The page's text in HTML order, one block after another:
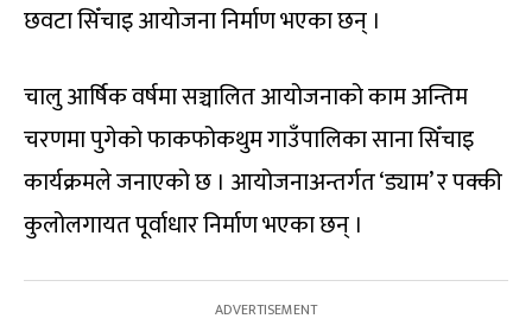
छवटा सिँचाइ आयोजना निर्माण भएका छन् ।
चालु आर्षिक वर्षमा सञ्चालित आयोजनाको काम अन्तिम
चरणमा पुगेको फाकफोकथुम गाउँपालिका साना सिँचाइ
कार्यक्रमले जनाएको छ । आयोजनाअन्तर्गत ‘ड्याम’ र पक्की
कुलोलगायत पूर्वाधार निर्माण भएका छन् ।